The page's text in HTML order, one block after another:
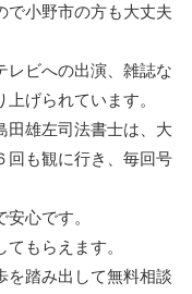
で小野市の方も大丈夫
レビへの出演、雑誌な
げられています。
田雄左司法書士は、大
回も観に行き、毎回号
安心です。
もらえます。
を踏み出して無料相談